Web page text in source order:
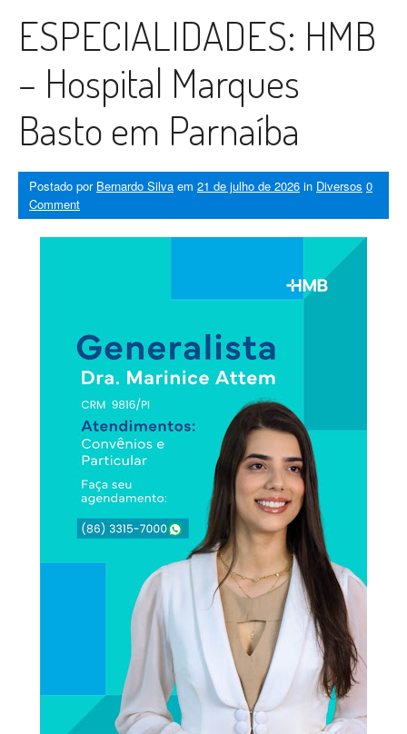
ESPECIALIDADES: HMB
– Hospital Marques
Basto em Parnaíba
Postado por Bernardo Silva em 21 de julho de 2026 in Diversos 0
Comment